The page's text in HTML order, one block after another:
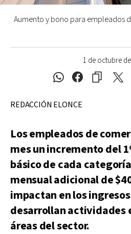
1 de octubre
Aumento y bono para empleados
REDACCIÓN ELONCE
Los empleados de
mes un incremento del
básico de cada
mensual adicional de
impactan en los
desarrollan actividades
áreas del sector.